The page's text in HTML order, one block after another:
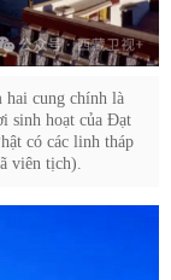
hai cung chính là
sinh hoạt của Đạt
có các linh tháp
viên tịch).